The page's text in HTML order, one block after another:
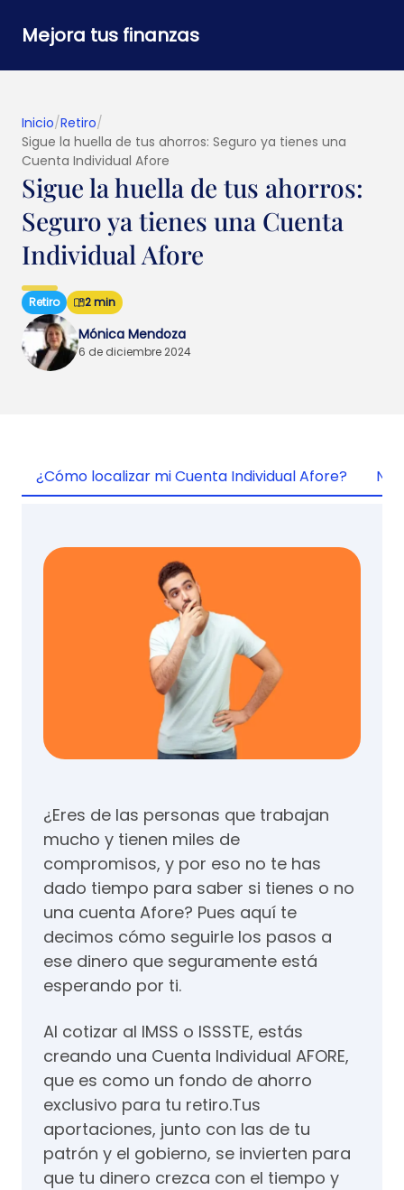
Mejora tus finanzas
Inicio/Retiro/
Sigue la huella de tus ahorros: Seguro ya tienes una
Cuenta Individual Afore
Sigue la huella de tus ahorros:
Seguro ya tienes una Cuenta
Individual Afore
Retiro 2 min
Mónica Mendoza
6 de diciembre 2024
¿Cómo localizar mi Cuenta Individual Afore? No
¿Eres de las personas que trabajan
mucho y tienen miles de
compromisos, y por eso no te has
dado tiempo para saber si tienes o no
una cuenta Afore? Pues aquí te
decimos cómo seguirle los pasos a
ese dinero que seguramente está
esperando por ti.
Al cotizar al IMSS o ISSSTE, estás
creando una Cuenta Individual AFORE,
que es como un fondo de ahorro
exclusivo para tu retiro.Tus
aportaciones, junto con las de tu
patrón y el gobierno, se invierten para
que tu dinero crezca con el tiempo y